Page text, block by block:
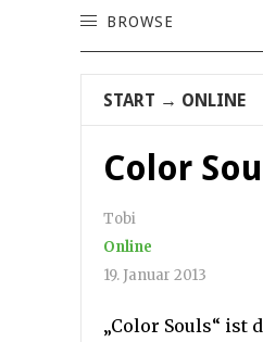
BROWSE
START → ONLINE
Color
Tobi
Online
19. Januar 2013
„Color Souls“ ist